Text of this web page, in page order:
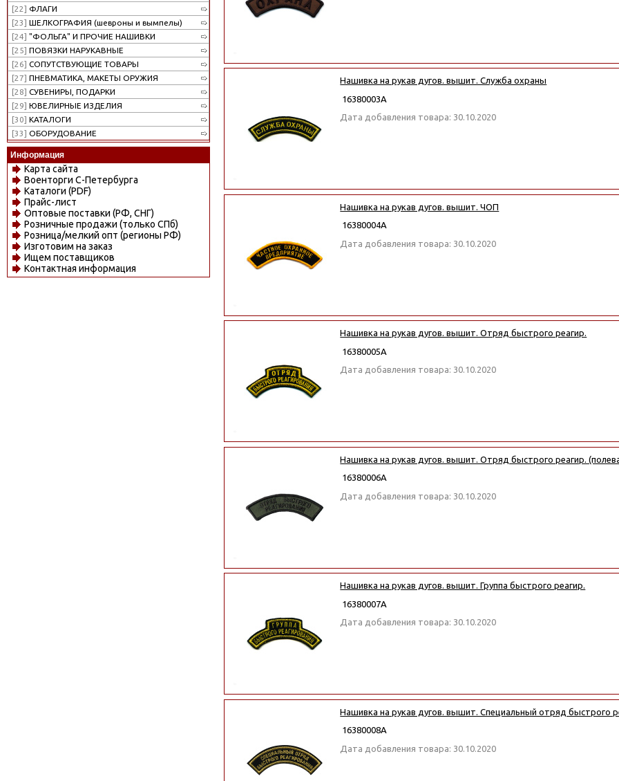
[22] ФЛАГИ
[23] ШЕЛКОГРАФИЯ (шевроны и вымпелы)
[24] "ФОЛЬГА" И ПРОЧИЕ НАШИВКИ
[25] ПОВЯЗКИ НАРУКАВНЫЕ
[26] СОПУТСТВУЮЩИЕ ТОВАРЫ
[27] ПНЕВМАТИКА, МАКЕТЫ ОРУЖИЯ
[28] СУВЕНИРЫ, ПОДАРКИ
[29] ЮВЕЛИРНЫЕ ИЗДЕЛИЯ
[30] КАТАЛОГИ
[33] ОБОРУДОВАНИЕ
Информация
Карта сайта
Военторги С-Петербурга
Каталоги (PDF)
Прайс-лист
Оптовые поставки (РФ, СНГ)
Розничные продажи (только СПб)
Розница/мелкий опт (регионы РФ)
Изготовим на заказ
Ищем поставщиков
Контактная информация
Нашивка на рукав дугов. вышит. Служба охраны
16380003А
Дата добавления товара: 30.10.2020
Нашивка на рукав дугов. вышит. ЧОП
16380004А
Дата добавления товара: 30.10.2020
Нашивка на рукав дугов. вышит. Отряд быстрого реагир.
16380005А
Дата добавления товара: 30.10.2020
Нашивка на рукав дугов. вышит. Отряд быстрого реагир.
16380006А
Дата добавления товара: 30.10.2020
Нашивка на рукав дугов. вышит. Группа быстрого реагир.
16380007А
Дата добавления товара: 30.10.2020
Нашивка на рукав дугов. вышит. Специальный отряд быстрого
16380008А
Дата добавления товара: 30.10.2020